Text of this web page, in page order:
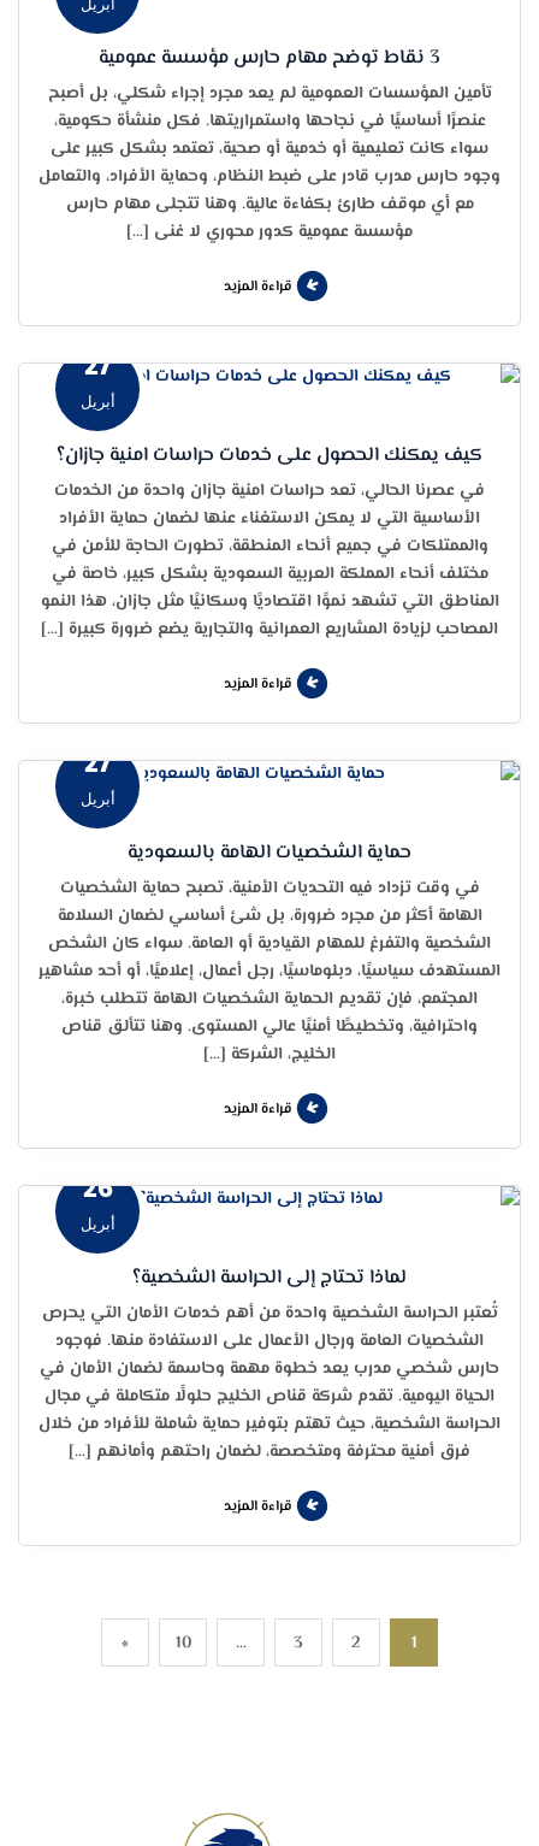
أبريل
3 نقاط توضح مهام حارس مؤسسة عمومية
تأمين المؤسسات العمومية لم يعد مجرد إجراء شكلي، بل أصبح
عنصرًا أساسيًا في نجاحها واستمراريتها. فكل منشأة حكومية،
سواء كانت تعليمية أو خدمية أو صحية، تعتمد بشكل كبير على
وجود حارس مدرب قادر على ضبط النظام، وحماية الأفراد، والتعامل
مع أي موقف طارئ بكفاءة عالية. وهنا تتجلى مهام حارس
مؤسسة عمومية كدور محوري لا غنى […]
قراءة المزيد
27
أبريل
كيف يمكنك الحصول على خدمات حراسات امنية جازان؟
في عصرنا الحالي، تعد حراسات امنية جازان واحدة من الخدمات
الأساسية التي لا يمكن الاستغناء عنها لضمان حماية الأفراد
والممتلكات في جميع أنحاء المنطقة، تطورت الحاجة للأمن في
مختلف أنحاء المملكة العربية السعودية بشكل كبير، خاصة في
المناطق التي تشهد نموًا اقتصاديًا وسكانيًا مثل جازان، هذا النمو
المصاحب لزيادة المشاريع العمرانية والتجارية يضع ضرورة كبيرة […]
قراءة المزيد
27
أبريل
حماية الشخصيات الهامة بالسعودية
في وقت تزداد فيه التحديات الأمنية، تصبح حماية الشخصيات
الهامة أكثر من مجرد ضرورة، بل شئ أساسي لضمان السلامة
الشخصية والتفرغ للمهام القيادية أو العامة. سواء كان الشخص
المستهدف سياسيًا، دبلوماسيًا، رجل أعمال، إعلاميًا، أو أحد مشاهير
المجتمع، فإن تقديم الحماية الشخصيات الهامة تتطلب خبرة،
واحترافية، وتخطيطًا أمنيًا عالي المستوى. وهنا تتألق قناص
الخليج، الشركة […]
قراءة المزيد
26
أبريل
لماذا تحتاج إلى الحراسة الشخصية؟
تُعتبر الحراسة الشخصية واحدة من أهم خدمات الأمان التي يحرص
الشخصيات العامة ورجال الأعمال على الاستفادة منها. فوجود
حارس شخصي مدرب يعد خطوة مهمة وحاسمة لضمان الأمان في
الحياة اليومية. تقدم شركة قناص الخليج حلولًا متكاملة في مجال
الحراسة الشخصية، حيث تهتم بتوفير حماية شاملة للأفراد من خلال
فرق أمنية محترفة ومتخصصة، لضمان راحتهم وأمانهم […]
قراءة المزيد
1
2
3
…
10
»